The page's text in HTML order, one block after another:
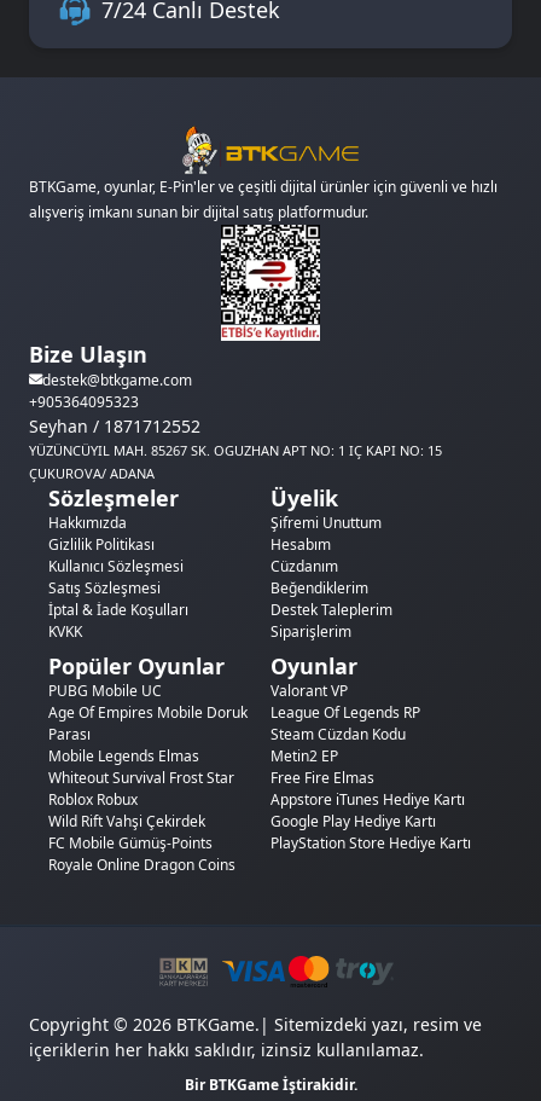
7/24 Canlı Destek
BTKGame, oyunlar, E-Pin'ler ve çeşitli dijital ürünler için güvenli ve hızlı
alışveriş imkanı sunan bir dijital satış platformudur.
Bize Ulaşın
destek@btkgame.com
+905364095323
Seyhan / 1871712552
YÜZÜNCÜYIL MAH. 85267 SK. OGUZHAN APT NO: 1 IÇ KAPI NO: 15
ÇUKUROVA/ ADANA
Sözleşmeler
Hakkımızda
Gizlilik Politikası
Kullanıcı Sözleşmesi
Satış Sözleşmesi
İptal & İade Koşulları
KVKK
Üyelik
Şifremi Unuttum
Hesabım
Cüzdanım
Beğendiklerim
Destek Taleplerim
Siparişlerim
Popüler Oyunlar
PUBG Mobile UC
Age Of Empires Mobile Doruk
Parası
Mobile Legends Elmas
Whiteout Survival Frost Star
Roblox Robux
Wild Rift Vahşi Çekirdek
FC Mobile Gümüş-Points
Royale Online Dragon Coins
Oyunlar
Valorant VP
League Of Legends RP
Steam Cüzdan Kodu
Metin2 EP
Free Fire Elmas
Appstore iTunes Hediye Kartı
Google Play Hediye Kartı
PlayStation Store Hediye Kartı
Copyright © 2026 BTKGame.| Sitemizdeki yazı, resim ve
içeriklerin her hakkı saklıdır, izinsiz kullanılamaz.
Bir BTKGame İştirakidir.